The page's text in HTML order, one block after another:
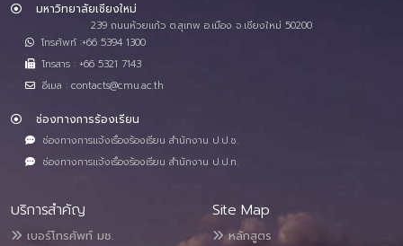
มหาวิทยาลัยเชียงใหม่
239 ถนนห้วยแก้ว ต.สุเทพ อ.เมือง จ.เชียงใหม่ 50200
โทรศัพท์ :+66 5394 1300
โทรสาร : +66 5321 7143
อีเมล : contacts@cmu.ac.th
ช่องทางการร้องเรียน
ช่องทางการแจ้งเรื่องร้องเรียน สำนักงาน ป.ป.ช.
ช่องทางการแจ้งเรื่องร้องเรียน สำนักงาน ป.ป.ท.
บริการสำคัญ
เบอร์โทรศัพท์ มช.
Site Map
หลักสูตร